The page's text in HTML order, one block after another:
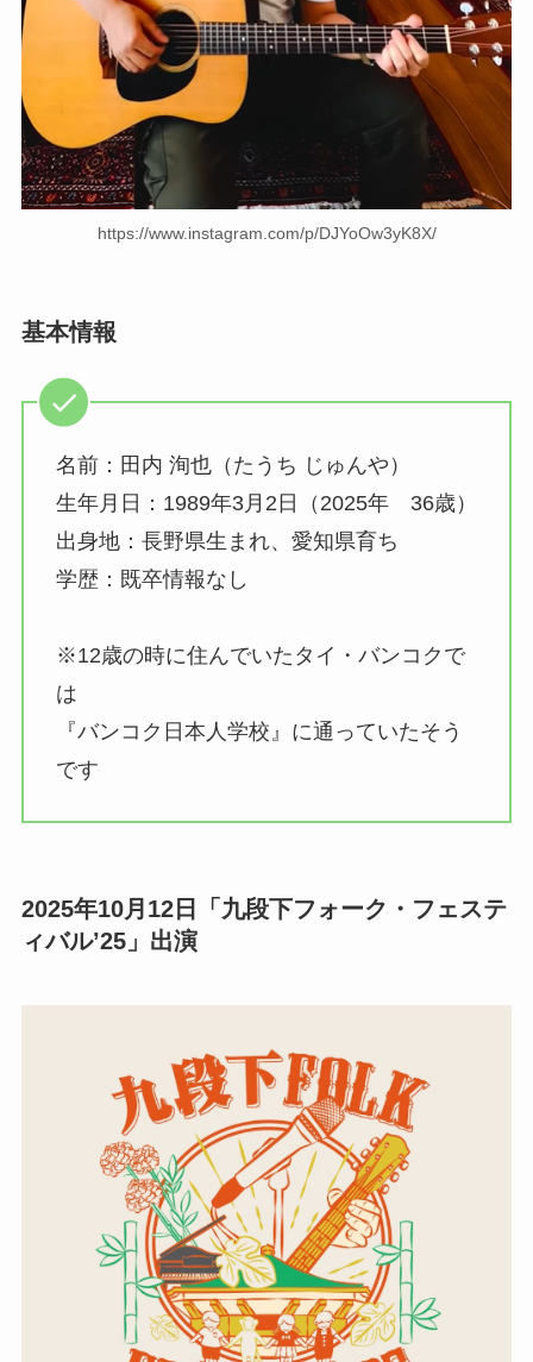
https://www.instagram.com/p/DJYoOw3yK8X/
基本情報
名前：田内 洵也（たうち じゅんや）
生年月日：1989年3月2日（2025年 36歳）
出身地：長野県生まれ、愛知県育ち
学歴：既卒情報なし
※12歳の時に住んでいたタイ・バンコクで
は
『バンコク日本人学校』に通っていたそう
です
2025年10月12日「九段下フォーク・フェステ
ィバル’25」出演